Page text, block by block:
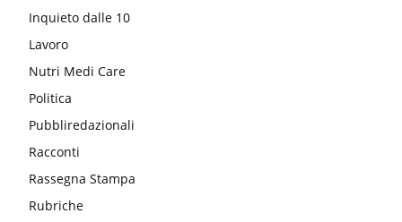
Inquieto dalle 10
Lavoro
Nutri Medi Care
Politica
Pubbliredazionali
Racconti
Rassegna Stampa
Rubriche